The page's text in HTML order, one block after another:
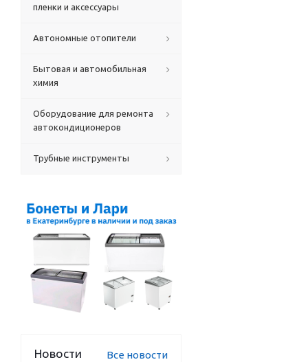
пленки и аксессуары
Автономные отопители
Бытовая и автомобильная
химия
Оборудование для ремонта
автокондиционеров
Трубные инструменты
Новости Все новости